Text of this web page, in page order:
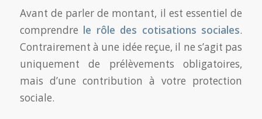
Avant de parler de montant, il est essentiel de
comprendre le rôle des cotisations sociales.
Contrairement à une idée reçue, il ne s’agit pas
uniquement de prélèvements obligatoires,
mais d’une contribution à votre protection
sociale.